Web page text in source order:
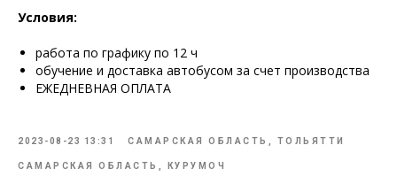
Условия:
работа по графику по 12 ч
обучение и доставка автобусом за счет производства
ЕЖЕДНЕВНАЯ ОПЛАТА
2023-08-23 13:31 САМАРСКАЯ ОБЛАСТЬ, ТОЛЬЯТТИ
САМАРСКАЯ ОБЛАСТЬ, КУРУМОЧ